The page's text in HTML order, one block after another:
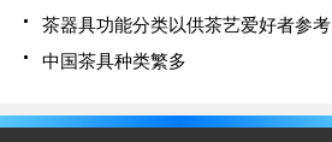
茶器具功能分类以供茶艺爱好者参考
中国茶具种类繁多